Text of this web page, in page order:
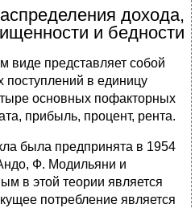
дохода,
и бедности
представляет собой
в единицу
основных пофакторных
прибыль, процент, рента.
была предпринята в 1954
Ф. Модильяни и
в этой теории является
потребление является